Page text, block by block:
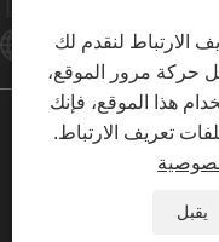
شنغهاي ييينغ كرين آلات ، المحدودة. - الرافعة
الجدول - جميع الحقوق محفوظة.
الخصوصية
الارتباط لنقدم لك
حركة مرور الموقع،
هذا الموقع، فإنك
تعريف الارتباط.
يقبل